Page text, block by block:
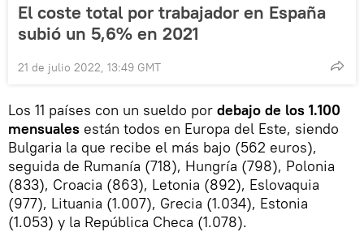
El coste total por trabajador en España
subió un 5,6% en 2021
21 de julio 2022, 13:49 GMT
Los 11 países con un sueldo por debajo de los 1.100
mensuales están todos en Europa del Este, siendo
Bulgaria la que recibe el más bajo (562 euros),
seguida de Rumanía (718), Hungría (798), Polonia
(833), Croacia (863), Letonia (892), Eslovaquia
(977), Lituania (1.007), Grecia (1.034), Estonia
(1.053) y la República Checa (1.078).